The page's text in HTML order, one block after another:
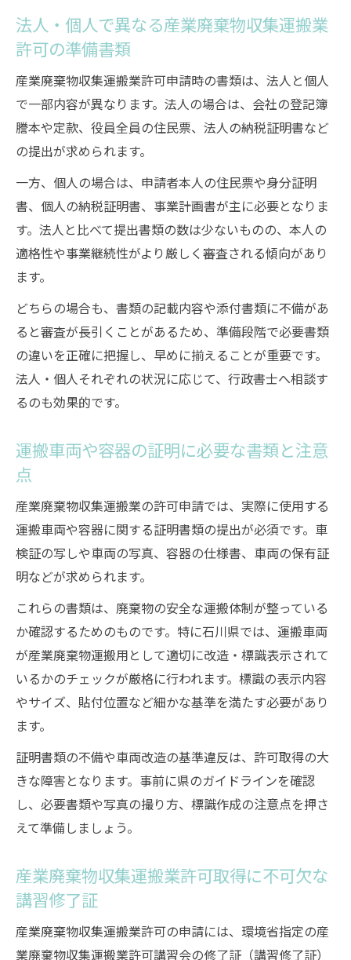
報
産業廃棄物収集運搬業許可で守るべき運営
基準とは
許可取得後の適正な事業運営ポイント解説
石川県産業廃棄物処理業者の適正運営事例
紹介
収集運搬業許可情報の最新動向を知る方法
産業廃棄物収集運搬業許可更新時に必要な
対応
法令遵守なら書類提出の仕組みも重要に
令遵守
書類提出時に守るべき行政手続きの流れ
石川県の収集運搬業許可で必要な提出体制
とは
産業廃棄物収集運搬業許可における情報管
ミスなく書類を提出するための実務ポイン
法人・個人で異なる産業廃棄物収集運搬業
許可の準備書類
産業廃棄物収集運搬業許可申請時の書類は、法人と個人
で一部内容が異なります。法人の場合は、会社の登記簿
謄本や定款、役員全員の住民票、法人の納税証明書など
の提出が求められます。
一方、個人の場合は、申請者本人の住民票や身分証明
書、個人の納税証明書、事業計画書が主に必要となりま
す。法人と比べて提出書類の数は少ないものの、本人の
適格性や事業継続性がより厳しく審査される傾向があり
ます。
どちらの場合も、書類の記載内容や添付書類に不備があ
ると審査が長引くことがあるため、準備段階で必要書類
の違いを正確に把握し、早めに揃えることが重要です。
法人・個人それぞれの状況に応じて、行政書士へ相談す
るのも効果的です。
運搬車両や容器の証明に必要な書類と注意
点
産業廃棄物収集運搬業の許可申請では、実際に使用する
運搬車両や容器に関する証明書類の提出が必須です。車
検証の写しや車両の写真、容器の仕様書、車両の保有証
明などが求められます。
これらの書類は、廃棄物の安全な運搬体制が整っている
か確認するためのものです。特に石川県では、運搬車両
が産業廃棄物運搬用として適切に改造・標識表示されて
いるかのチェックが厳格に行われます。標識の表示内容
やサイズ、貼付位置など細かな基準を満たす必要があり
ます。
証明書類の不備や車両改造の基準違反は、許可取得の大
きな障害となります。事前に県のガイドラインを確認
し、必要書類や写真の撮り方、標識作成の注意点を押さ
えて準備しましょう。
産業廃棄物収集運搬業許可取得に不可欠な
講習修了証
産業廃棄物収集運搬業許可の申請には、環境省指定の産
業廃棄物収集運搬業許可講習会の修了証（講習修了証）